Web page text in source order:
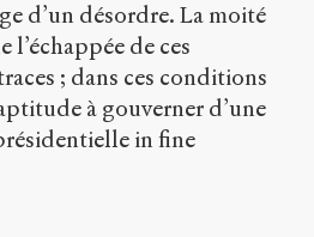
d’un désordre. La moité
l’échappée de ces
; dans ces conditions
à gouverner d’une
in fine